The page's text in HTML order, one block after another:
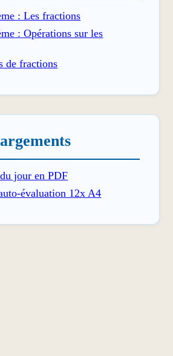
: Les fractions
: Opérations sur les
de fractions
jour en PDF
évaluation 12x A4